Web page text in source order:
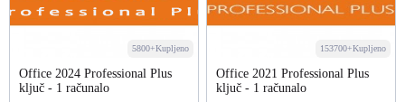
5800+Kupljeno
Office 2024 Professional Plus
ključ - 1 računalo
153700+Kupljeno
Office 2021 Professional Plus
ključ - 1 računalo